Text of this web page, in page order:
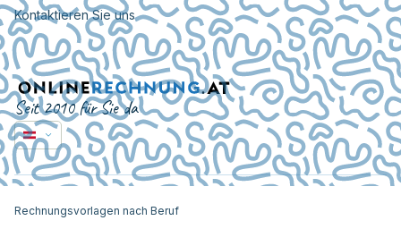
Kontaktieren Sie uns
Seit 2010 für Sie da
Rechnungsvorlagen nach Beruf